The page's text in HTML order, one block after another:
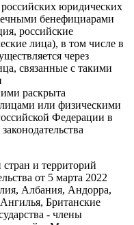
юридических
бенефициарами
российские
лица), в том числе в
через
связанные с такими
раскрыта
или физическими
Федерации в
и территорий
от 5 марта 2022
Албания, Андорра,
Британские
- члены